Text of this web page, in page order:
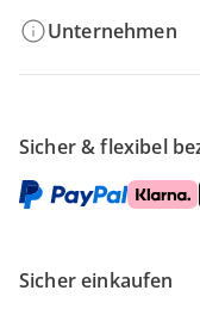
Unternehmen
Sicher & flexibel
Sicher einkaufen